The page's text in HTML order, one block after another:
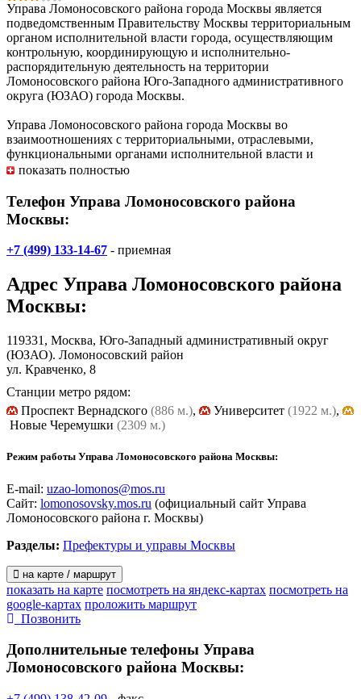
Управа Ломоносовского района города Москвы является
подведомственным Правительству Москвы территориальным
органом исполнительной власти города, осуществляющим
контрольную, координирующую и исполнительно-
распорядительную деятельность на территории
Ломоносовского района Юго-Западного административного
округа (ЮЗАО) города Москвы.
Управа Ломоносовского района города Москвы во
взаимоотношениях с территориальными, отраслевыми,
функциональными органами исполнительной власти и
органами местного самоуправления представляет интересы
также является органом, уполномоченным на проведение
государственного контроля (надзора) за юридическими
лицами и индивидуальными предпринимателями на
Юго-Западного административного округа и Департамент
территориальных органов исполнительной власти города
Москвы.
показать полностью
Телефон Управа Ломоносовского района
Москвы:
+7 (499) 133-14-67 - приемная
Адрес Управа Ломоносовского района
Москвы:
119331, Москва, Юго-Западный административный округ
(ЮЗАО). Ломоносовский район
ул. Кравченко, 8
Станции метро рядом:
Проспект Вернадского (886 м.), Университет (1922 м.),
Новые Черемушки (2309 м.)
Режим работы Управа Ломоносовского района Москвы:
E-mail: uzao-lomonos@mos.ru
Сайт: lomonosovsky.mos.ru (официальный сайт Управа
Ломоносовского района г. Москвы)
Разделы: Префектуры и управы Москвы
на карте / маршрут
показать на карте посмотреть на яндекс-картах посмотреть на
google-картах проложить маршрут
Позвонить
Дополнительные телефоны Управа
Ломоносовского района Москвы: